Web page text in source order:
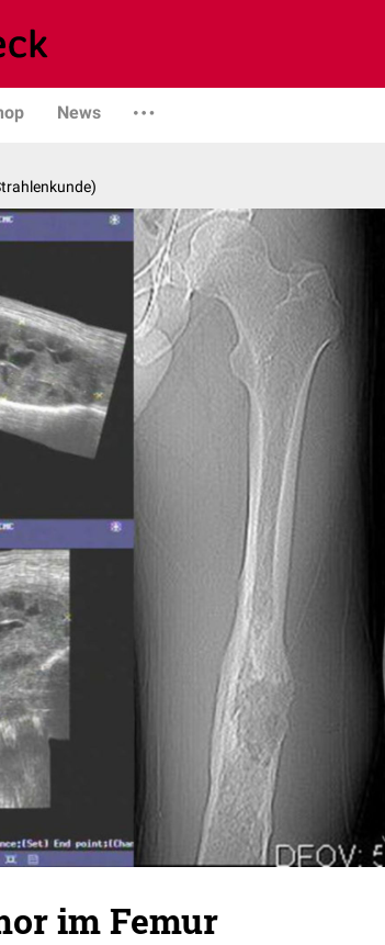
News
im Femur